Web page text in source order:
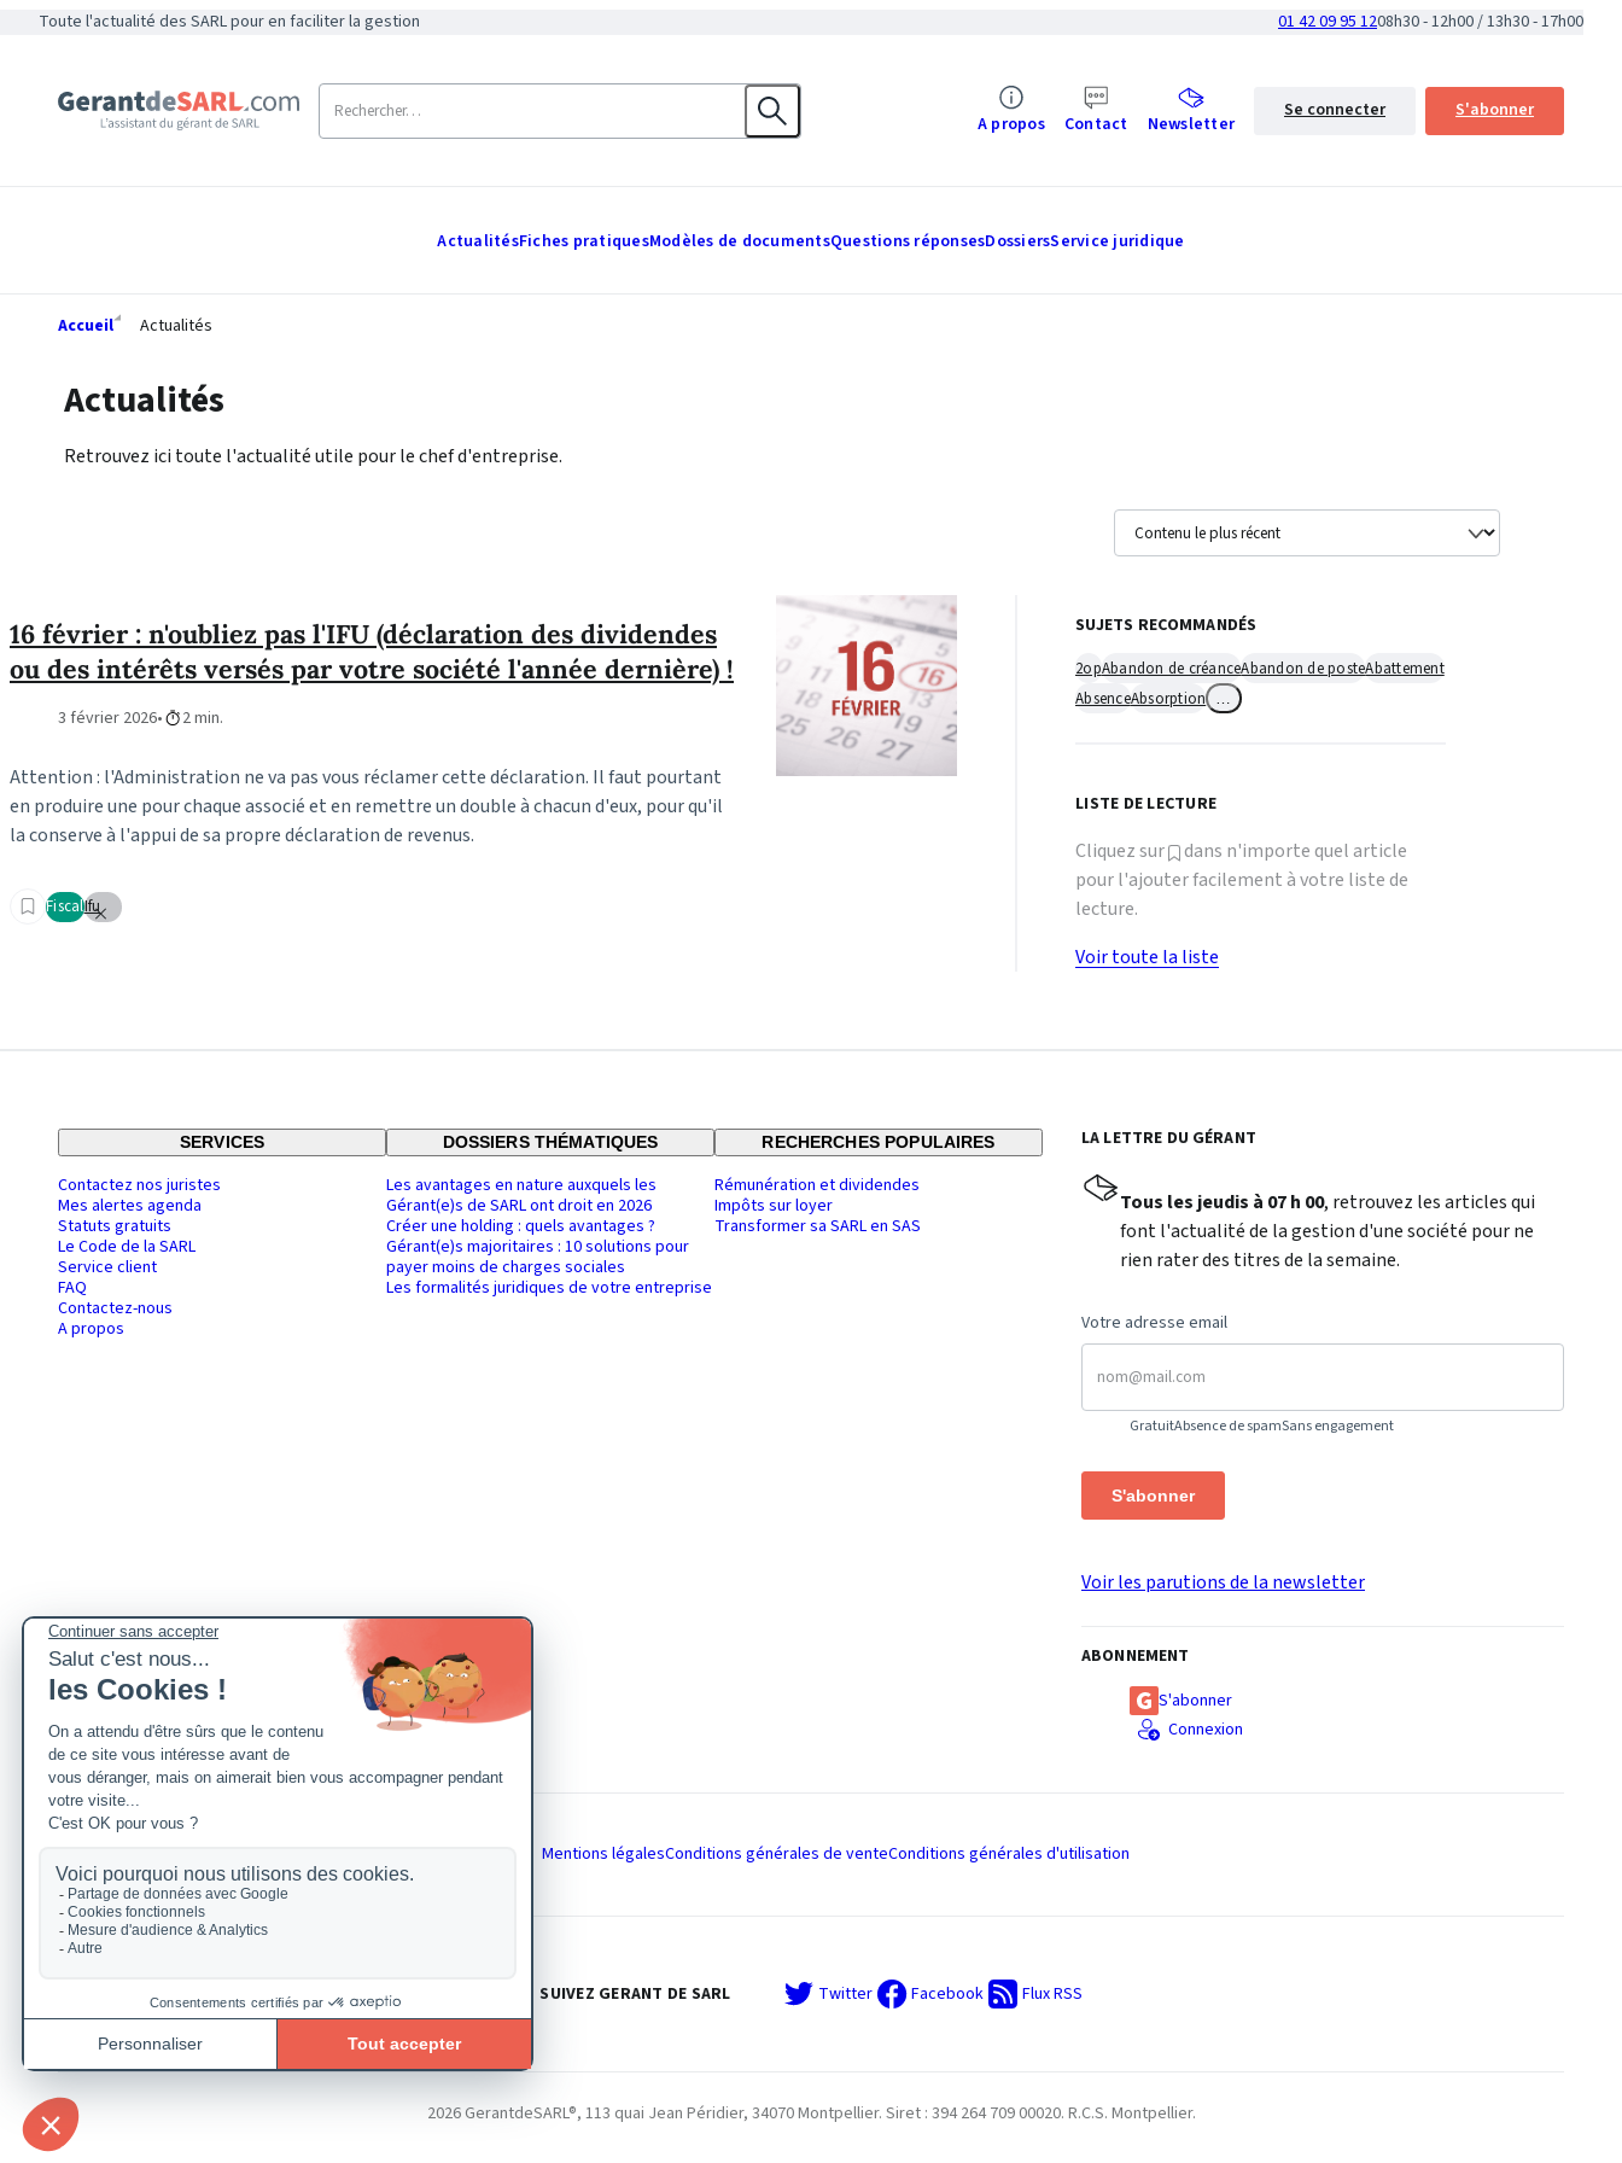
Toute l'actualité des SARL pour en faciliter la gestion 01 42 09 95 1208h30 - 12h00 / 13h30 - 17h00
A propos Contact Newsletter
Se connecter S'abonner
ActualitésFiches pratiquesModèles de documentsQuestions réponsesDossiersService juridique
Accueil Actualités
Actualités
Retrouvez ici toute l'actualité utile pour le chef d'entreprise.
16 février : n'oubliez pas l'IFU (déclaration des dividendes
ou des intérêts versés par votre société l'année dernière) !
3 février 2026 2 min.
Attention : l'Administration ne va pas vous réclamer cette déclaration. Il faut pourtant
en produire une pour chaque associé et en remettre un double à chacun d'eux, pour qu'il
la conserve à l'appui de sa propre déclaration de revenus.
FiscalIfu
SUJETS RECOMMANDÉS
2opAbandon de créanceAbandon de posteAbattement
AbsenceAbsorption
LISTE DE LECTURE
Cliquez sur
dans n'importe quel article
pour l'ajouter facilement à votre liste de
lecture.
Voir toute la liste
SERVICES
Contactez nos juristes
Mes alertes agenda
Statuts gratuits
Le Code de la SARL
Service client
FAQ
Contactez-nous
A propos
DOSSIERS THÉMATIQUES
Les avantages en nature auxquels les
Gérant(e)s de SARL ont droit en 2026
Créer une holding : quels avantages ?
Gérant(e)s majoritaires : 10 solutions pour
payer moins de charges sociales
Les formalités juridiques de votre entreprise
RECHERCHES POPULAIRES
Rémunération et dividendes
Impôts sur loyer
Transformer sa SARL en SAS
LA LETTRE DU GÉRANT
Tous les jeudis à 07 h 00, retrouvez les articles qui
font l'actualité de la gestion d'une société pour ne
rien rater des titres de la semaine.
Votre adresse email
GratuitAbsence de spamSans engagement
S'abonner
Voir les parutions de la newsletter
ABONNEMENT
S'abonner
Connexion
Mentions légalesConditions générales de venteConditions générales d'utilisation
SUIVEZ GERANT DE SARL Twitter Facebook Flux RSS
2026 GerantdeSARL®, 113 quai Jean Péridier, 34070 Montpellier. Siret : 394 264 709 00020. R.C.S. Montpellier.